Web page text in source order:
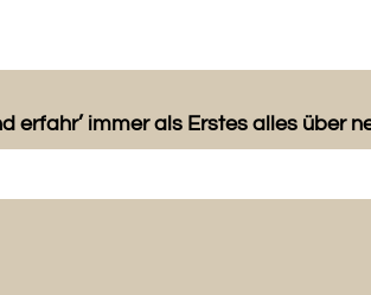
erfahr’ immer als Erstes alles über